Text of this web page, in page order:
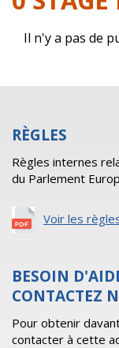
Il n'y a pas de
RÈGLES
Règles internes
du Parlement
Voir les
BESOIN
CONTACTEZ
Pour obtenir
contacter à cette